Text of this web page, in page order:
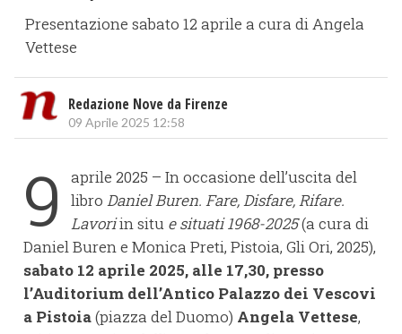
Presentazione sabato 12 aprile a cura di Angela
Vettese
Redazione Nove da Firenze
09 Aprile 2025 12:58
9
aprile 2025 – In occasione dell’uscita del
libro Daniel Buren. Fare, Disfare, Rifare.
Lavoriin situ e situati 1968-2025(a cura di
Daniel Buren e Monica Preti, Pistoia, Gli Ori, 2025),
sabato 12 aprile 2025, alle 17,30, presso
l’Auditorium dell’Antico Palazzo dei Vescovi
a Pistoia(piazza del Duomo) Angela Vettese,